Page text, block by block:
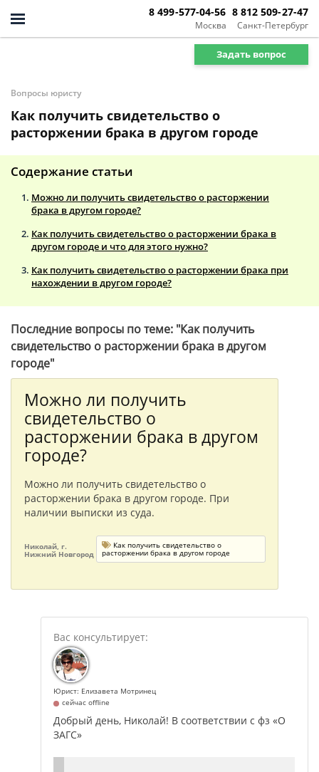
Москва
8 499-577-04-56
Санкт-Петербург
8 812 509-27-47
Задать вопрос
Вопросы юристу
Как получить свидетельство о
расторжении брака в другом городе
Содержание статьи
Можно ли получить свидетельство о расторжении
брака в другом городе?
Как получить свидетельство о расторжении брака в
другом городе и что для этого нужно?
Как получить свидетельство о расторжении брака при
нахождении в другом городе?
Последние вопросы по теме: "Как получить
свидетельство о расторжении брака в другом
городе"
Можно ли получить
свидетельство о
расторжении брака в другом
городе?
Можно ли получить свидетельство о
расторжении брака в другом городе. При
наличии выписки из суда.
Николай, г.
Нижний Новгород
Как получить свидетельство о
расторжении брака в другом городе
Юрист: Елизавета Мотринец
сейчас offline
Добрый день, Николай! В соответствии с фз «О
ЗАГС»